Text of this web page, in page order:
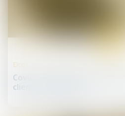
Covid-19 : quelles
clients à la clôture ?
Droit des sociétés commerciales